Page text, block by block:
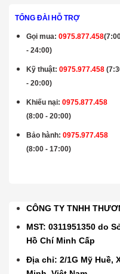
TỔNG ĐÀI HỖ TRỢ
Gọi mua:0975.877.458
- 24:00)
Kỹ thuật:0975.977.458
- 20:00)
Khiếu nại: 0975.877.458
(8:00 - 20:00)
Bảo hành:0975.977.458
(8:00 - 17:00)
CÔNG TY TNHH
MST: 0311951350 do
Hồ Chí Minh Cấp
Địa chỉ: 2/1G Mỹ Huề,